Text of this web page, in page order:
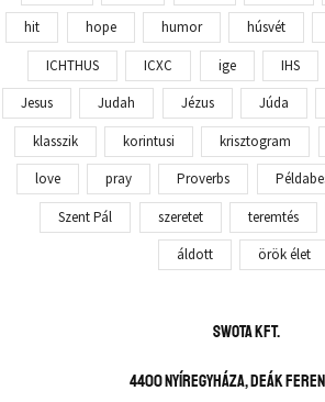
hit hope humor húsvét
ICHTHUS ICXC ige IHS
Jesus Judah Jézus Júda
klasszik korintusi krisztogram
love pray Proverbs
Szent Pál szeretet teremtés
áldott örök élet
SWOTA KFT.
4400 Nyíregyháza, Deák